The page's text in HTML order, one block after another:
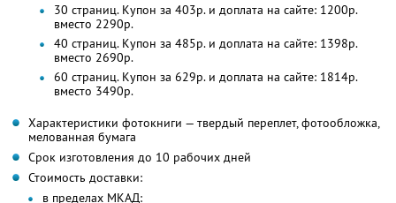
30 страниц. Купон за 403р. и доплата на сайте: 1200р.
вместо 2290р.
40 страниц. Купон за 485р. и доплата на сайте: 1398р.
вместо 2690р.
60 страниц. Купон за 629р. и доплата на сайте: 1814р.
вместо 3490р.
Характеристики фотокниги — твердый переплет, фотообложка,
мелованная бумага
Срок изготовления до 10 рабочих дней
Стоимость доставки:
в пределах МКАД: